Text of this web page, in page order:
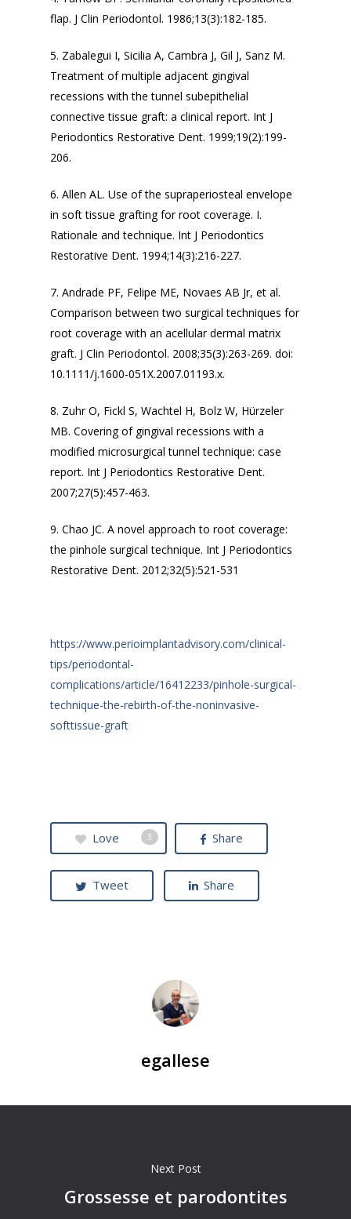
flap. J Clin Periodontol. 1986;13(3):182-185.
5. Zabalegui I, Sicilia A, Cambra J, Gil J, Sanz M.
Treatment of multiple adjacent gingival
recessions with the tunnel subepithelial
connective tissue graft: a clinical report. Int J
Periodontics Restorative Dent. 1999;19(2):199-
206.
6. Allen AL. Use of the supraperiosteal envelope
in soft tissue grafting for root coverage. I.
Rationale and technique. Int J Periodontics
Restorative Dent. 1994;14(3):216-227.
7. Andrade PF, Felipe ME, Novaes AB Jr, et al.
Comparison between two surgical techniques for
root coverage with an acellular dermal matrix
graft. J Clin Periodontol. 2008;35(3):263-269. doi:
10.1111/j.1600-051X.2007.01193.x.
8. Zuhr O, Fickl S, Wachtel H, Bolz W, Hürzeler
MB. Covering of gingival recessions with a
modified microsurgical tunnel technique: case
report. Int J Periodontics Restorative Dent.
2007;27(5):457-463.
9. Chao JC. A novel approach to root coverage:
the pinhole surgical technique. Int J Periodontics
Restorative Dent. 2012;32(5):521-531
https://www.perioimplantadvisory.com/clinical-
tips/periodontal-
complications/article/16412233/pinhole-surgical-
technique-the-rebirth-of-the-noninvasive-
softtissue-graft
Love 3 Share
Tweet Share
egallese
Next Post
Grossesse et parodontites